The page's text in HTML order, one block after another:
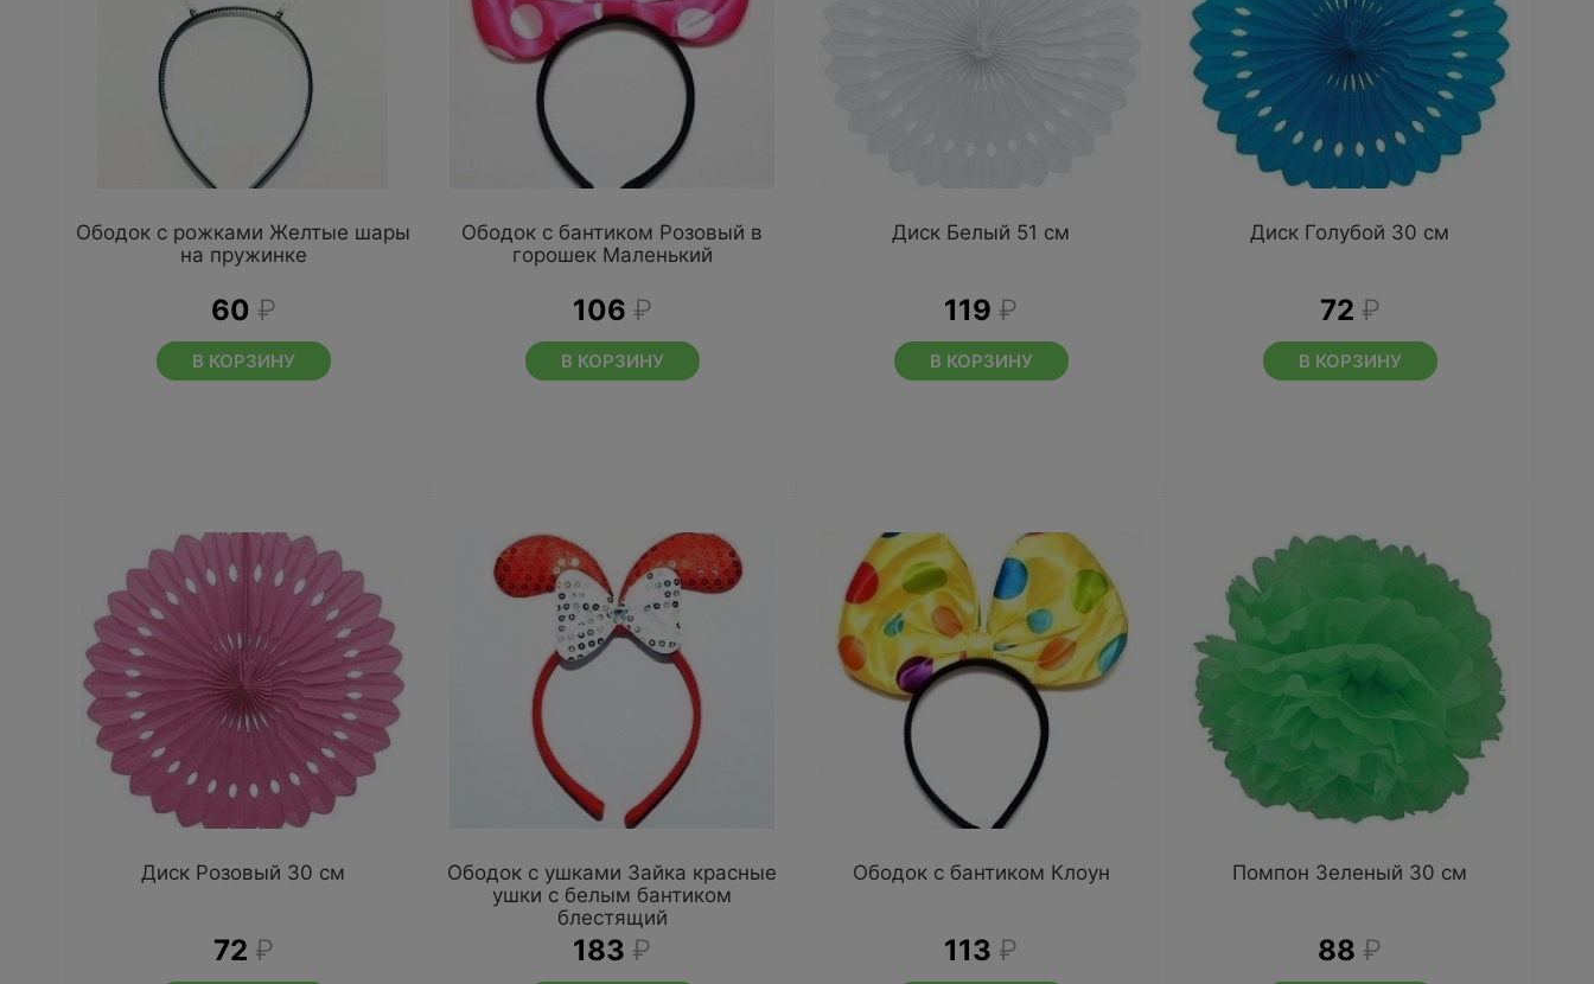
Ободок с рожками Желтые шары
на пружинке
60 ₽
В КОРЗИНУ
Ободок с бантиком Розовый в
горошек Маленький
106 ₽
В КОРЗИНУ
Диск Белый 51 см
119 ₽
В КОРЗИНУ
Диск Голубой 30 см
72 ₽
В КОРЗИНУ
Диск Розовый 30 см
72 ₽
Ободок с ушками Зайка красные
ушки с белым бантиком
блестящий
183 ₽
Ободок с бантиком Клоун
113 ₽
Помпон Зеленый 30 см
88 ₽